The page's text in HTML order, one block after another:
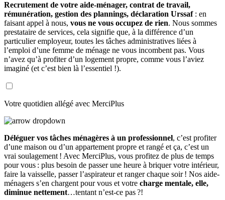
Recrutement de votre aide-ménager, contrat de travail,
rémunération, gestion des plannings, déclaration Urssaf: en
faisant appel à nous, vous ne vous occupez de rien. Nous sommes
prestataire de services, cela signifie que, à la différence d’un
particulier employeur, toutes les tâches administratives liées à
l’emploi d’une femme de ménage ne vous incombent pas. Vous
n’avez qu’à profiter d’un logement propre, comme vous l’aviez
imaginé (et c’est bien là l’essentiel !).
Votre quotidien allégé avec MerciPlus
Déléguer vos tâches ménagères à un professionnel, c’est profiter
d’une maison ou d’un appartement propre et rangé et ça, c’est un
vrai soulagement ! Avec MerciPlus, vous profitez de plus de temps
pour vous : plus besoin de passer une heure à briquer votre intérieur,
faire la vaisselle, passer l’aspirateur et ranger chaque soir ! Nos aide-
ménagers s’en chargent pour vous et votre charge mentale, elle,
diminue nettement…tentant n’est-ce pas ?!